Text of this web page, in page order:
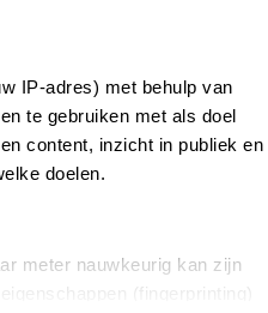
IP-adres) met behulp van
te gebruiken met als doel
content, inzicht in publiek en
doelen.
meter nauwkeurig kan zijn
(fingerprinting)